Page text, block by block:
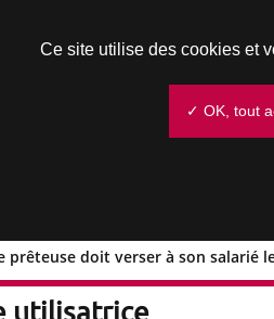
prêteuse doit verser à son salarié
doit
utilisatrice
Ce site utilise des cookies et
✓ OK, tout